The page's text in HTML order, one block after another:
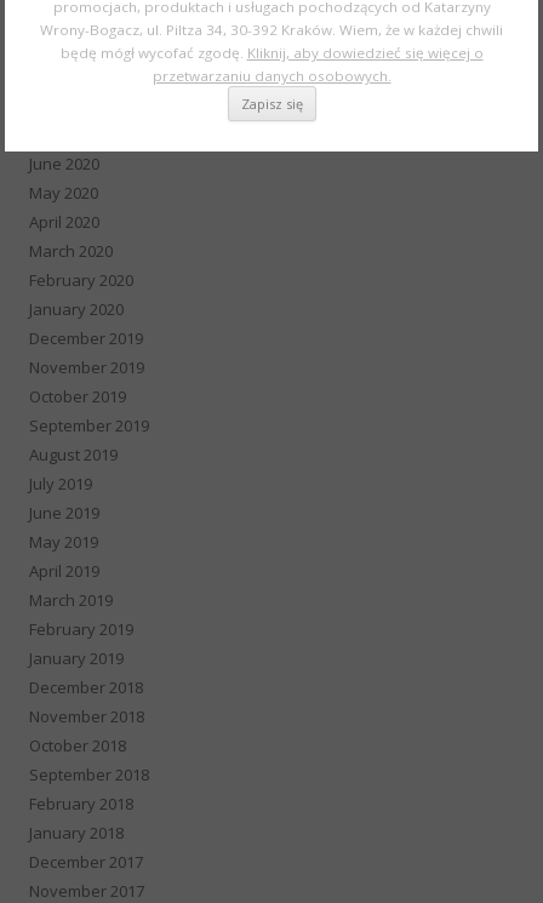
November 2020
October 2020
June 2020
May 2020
April 2020
March 2020
February 2020
January 2020
December 2019
November 2019
October 2019
September 2019
August 2019
July 2019
June 2019
May 2019
April 2019
March 2019
February 2019
January 2019
December 2018
November 2018
October 2018
September 2018
February 2018
January 2018
December 2017
November 2017
promocjach, produktach i usługach pochodzących od Katarzyny
Wrony-Bogacz, ul. Piltza 34, 30-392 Kraków. Wiem, że w każdej chwili
będę mógł wycofać zgodę. Kliknij, aby dowiedzieć się więcej o
przetwarzaniu danych osobowych.